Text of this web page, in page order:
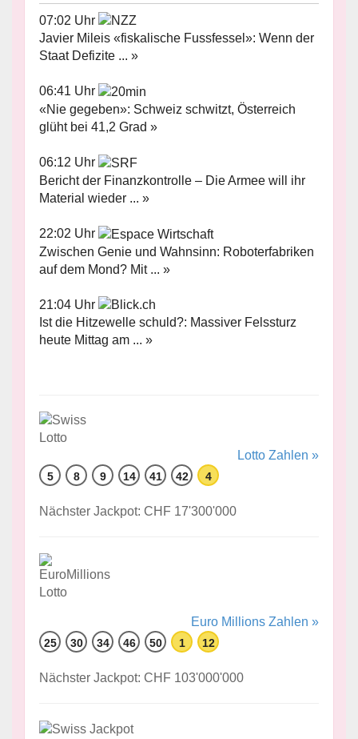
07:02 Uhr
Javier Mileis «fiskalische Fussfessel»: Wenn der
Staat Defizite ... »
06:41 Uhr
«Nie gegeben»: Schweiz schwitzt, Österreich
glüht bei 41,2 Grad »
06:12 Uhr
Bericht der Finanzkontrolle – Die Armee will ihr
Material wieder ... »
22:02 Uhr
Zwischen Genie und Wahnsinn: Roboterfabriken
auf dem Mond? Mit ... »
21:04 Uhr
Ist die Hitzewelle schuld?: Massiver Felssturz
heute Mittag am ... »
Lotto Zahlen »
5 8 9 14 41 42 4
Nächster Jackpot: CHF 17'300'000
Euro Millions Zahlen »
25 30 34 46 50 1 12
Nächster Jackpot: CHF 103'000'000